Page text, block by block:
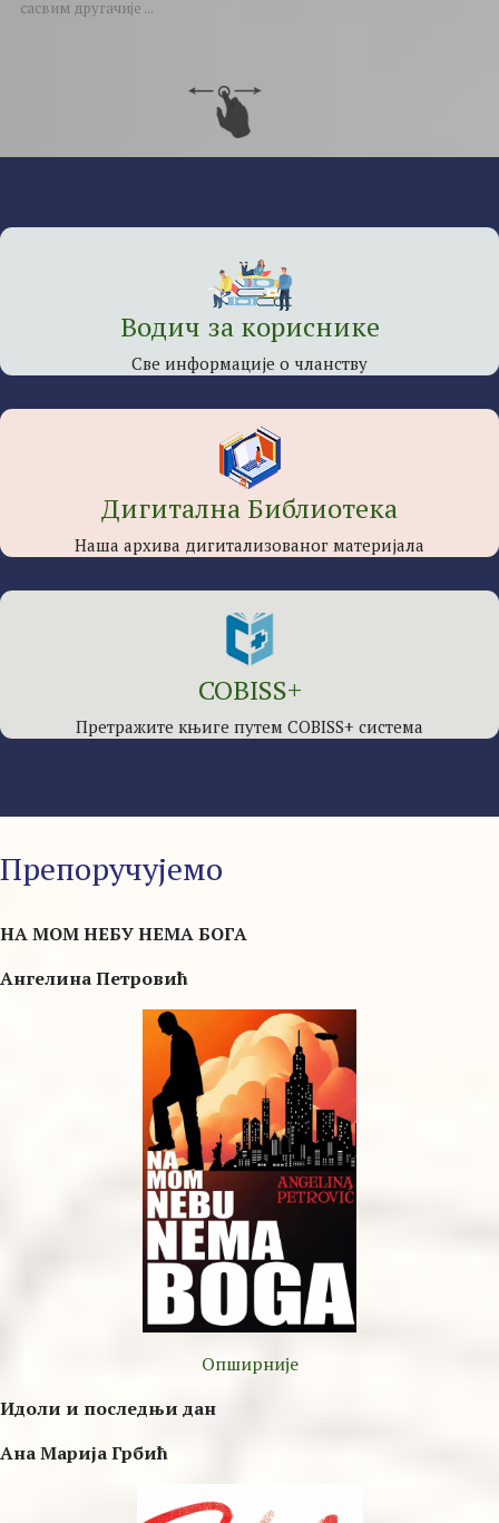
сасвим другачије ...
Водич за кориснике
Све информације о чланству
Дигитална Библиотека
Наша архива дигитализованог материјала
COBISS+
Претражите књиге путем COBISS+ система
Препоручујемо
НА МОМ НЕБУ НЕМА БОГА
Ангелина Петровић
Опширније
Идоли и последњи дан
Ана Марија Грбић